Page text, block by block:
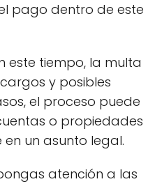
pago dentro de este
este tiempo, la multa
y posibles
el proceso puede
o propiedades
un asunto legal.
atención a las